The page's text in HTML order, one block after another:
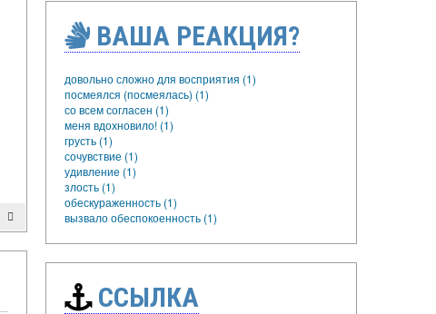
ВАША РЕАКЦИЯ?
довольно сложно для восприятия (1)
посмеялся (посмеялась) (1)
со всем согласен (1)
меня вдохновило! (1)
грусть (1)
сочувствие (1)
удивление (1)
злость (1)
обескураженность (1)
вызвало обеспокоенность (1)
ССЫЛКА